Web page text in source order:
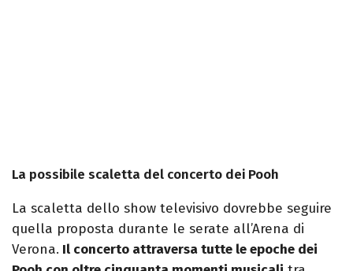
La possibile scaletta del concerto dei Pooh
La scaletta dello show televisivo dovrebbe seguire
quella proposta durante le serate all’Arena di
Verona. Il concerto attraversa tutte le epoche dei